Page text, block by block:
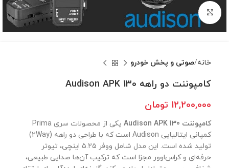
برای بزرگنمایی کلیک کنید
خانه صوتی و پخش خودرو
کامپوننت دو راهه Audison APK 130
12,200,000 تومان
کامپوننت Audison APK 130
یکی از محصولات سری Prima
کمپانی ایتالیایی Audison است که با طراحی دو راهه (2Way)
تولید شده است. این مدل شامل ووفر ۵.۲۵ اینچی، تیوتر
حرفه‌ای و کراس‌اوور مجزا است که ترکیب آن‌ها صدایی طبیعی،